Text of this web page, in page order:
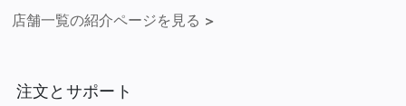
店舗一覧の紹介ページを見る >
注文とサポート